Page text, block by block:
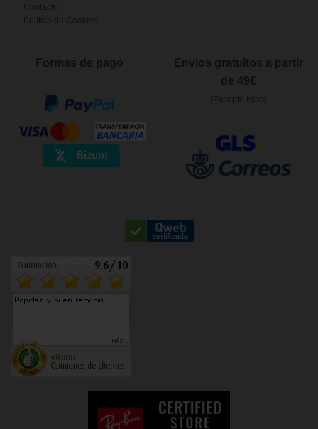
Contacto
Política de Cookies
Formas de pago
Envíos gratuitos a partir
de 49€
(Excepto Islas)